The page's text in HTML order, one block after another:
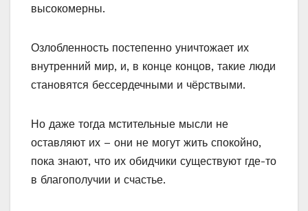
высокомерны.
Озлобленность постепенно уничтожает их
внутренний мир, и, в конце концов, такие люди
становятся бессердечными и чёрствыми.
Но даже тогда мстительные мысли не
оставляют их – они не могут жить спокойно,
пока знают, что их обидчики существуют где-то
в благополучии и счастье.